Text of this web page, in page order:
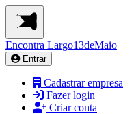
Encontra Largo13deMaio
Entrar
Cadastrar empresa
Fazer login
Criar conta